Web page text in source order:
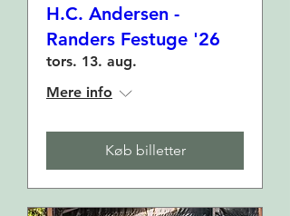
H.C. Andersen -
Randers Festuge '26
tors. 13. aug.
Mere info
Køb billetter